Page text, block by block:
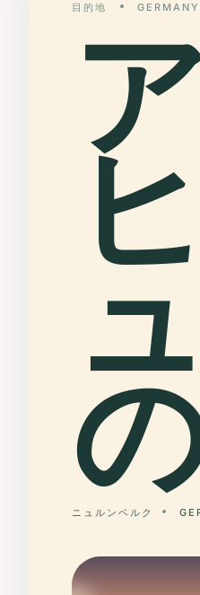
目的地 GERMANY
ニュルンベルク